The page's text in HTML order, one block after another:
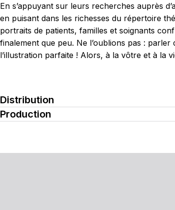
En s’appuyant sur leurs recherches auprès
en puisant dans les richesses du répertoire
portraits de patients, familles et soignants
finalement que peu. Ne l’oublions pas :
l’illustration parfaite ! Alors, à la vôtre et à la
Distribution
Production